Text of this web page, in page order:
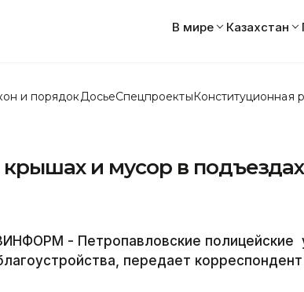
В мире Казахстан
и порядок ДосьеСпецпроектыКонституционная
крышах и мусор в
- Петропавловские полицейские
передает